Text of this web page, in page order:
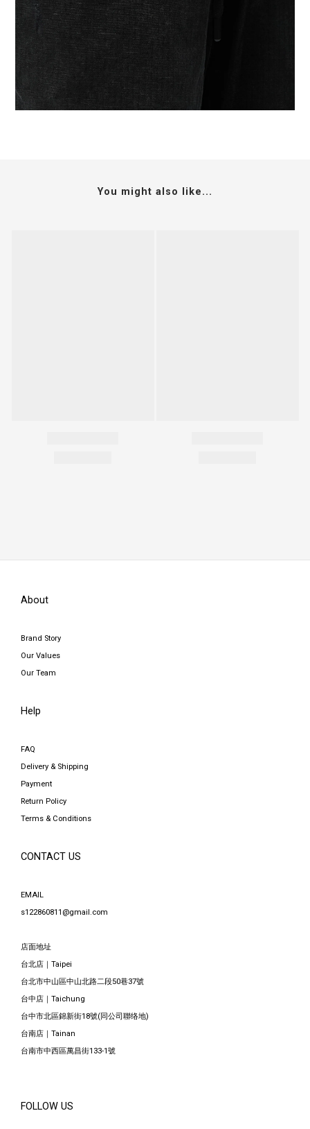
You might also like...
About
Brand Story
Our Values
Our Team
Help
FAQ
Delivery & Shipping
Payment
Return Policy
Terms & Conditions
CONTACT US
EMAIL
s122860811@gmail.com
店面地址
台北店｜Taipei
台北市中山區中山北路二段50巷37號
台中店｜Taichung
台中市北區錦新街18號(同公司聯络地)
台南店｜Tainan
台南市中西區萬昌街133-1號
FOLLOW US